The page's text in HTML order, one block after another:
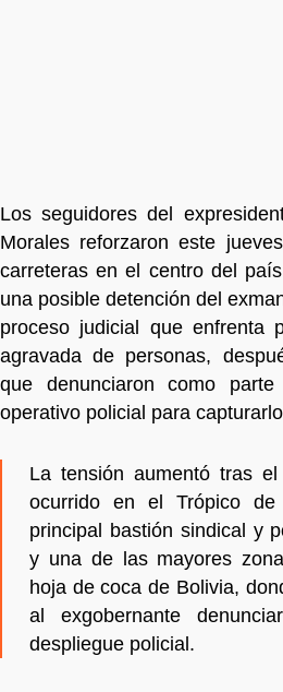
Los seguidores del
Morales reforzaron este
carreteras en el centro del
una posible detención del
proceso judicial que enfrenta
agravada de personas,
que denunciaron como
operativo policial para
La tensión aumentó tras
ocurrido en el Trópico de
principal bastión sindical y
y una de las mayores
hoja de coca de Bolivia,
al exgobernante
despliegue policial.